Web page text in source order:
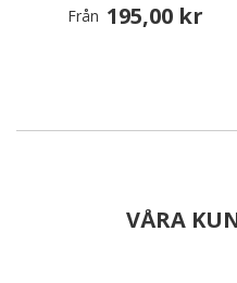
Från 195,00 kr
VÅRA